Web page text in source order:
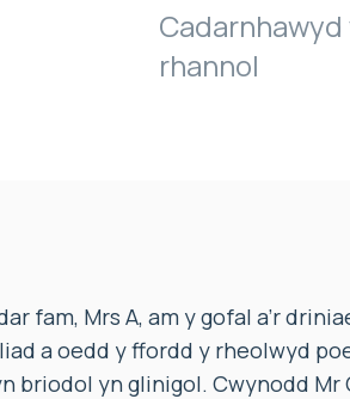
rhannol
fam, Mrs A, am y gofal a’r
a oedd y ffordd y rheolwyd
briodol yn glinigol. Cwynodd Mr